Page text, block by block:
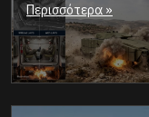
Περισσότερα »